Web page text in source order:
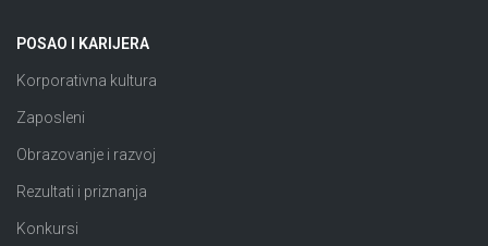
POSAO I KARIJERA
Korporativna kultura
Zaposleni
Obrazovanje i razvoj
Rezultati i priznanja
Konkursi